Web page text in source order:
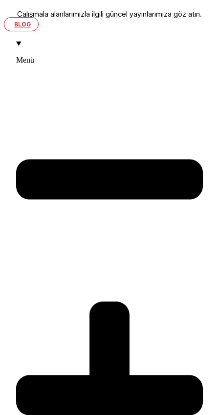
Çalışmala alanlarımızla ilgili güncel yayınlarımıza göz atın.
BLOG
Menü